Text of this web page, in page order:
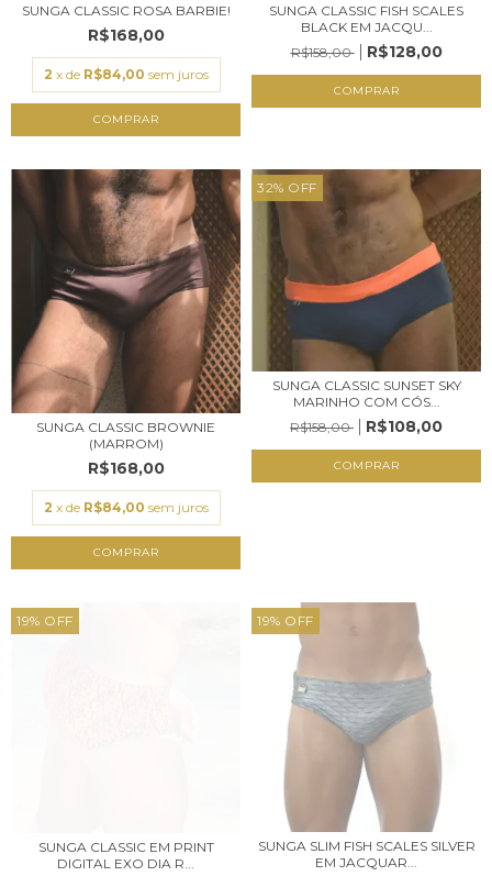
SUNGA CLASSIC ROSA BARBIE!
R$168,00
2 x de R$84,00 sem juros
COMPRAR
SUNGA CLASSIC FISH SCALES
BLACK EM JACQU...
R$158,00
R$128,00
COMPRAR
SUNGA CLASSIC BROWNIE
(MARROM)
R$168,00
2 x de R$84,00 sem juros
COMPRAR
32% OFF
SUNGA CLASSIC SUNSET SKY
MARINHO COM CÓS...
R$158,00
R$108,00
COMPRAR
19% OFF
SUNGA CLASSIC EM PRINT
DIGITAL EXO DIA R...
19% OFF
SUNGA SLIM FISH SCALES SILVER
EM JACQUAR...